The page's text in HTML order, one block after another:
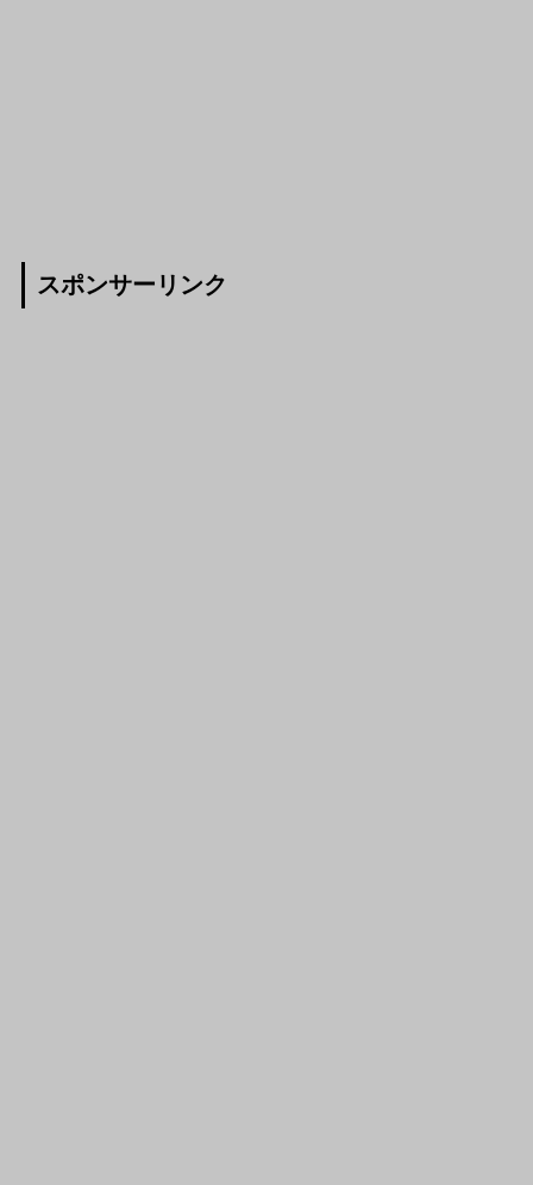
スポンサーリンク